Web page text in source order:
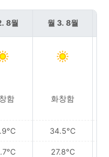
8월
함
월 3. 8월
화창함
34.5°C
27.8°C